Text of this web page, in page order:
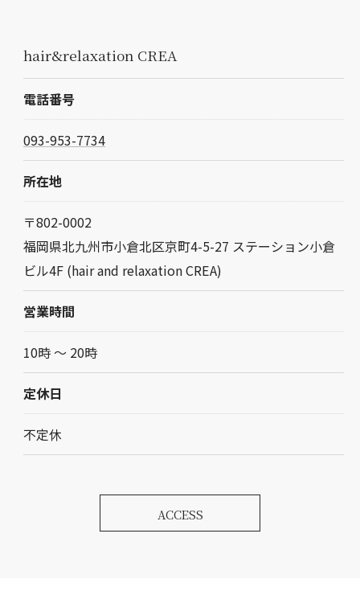
hair&relaxation CREA
電話番号
093-953-7734
所在地
〒802-0002
福岡県北九州市小倉北区京町4-5-27 ステーション小倉
ビル4F (hair and relaxation CREA)
営業時間
10時 〜 20時
定休日
不定休
ACCESS